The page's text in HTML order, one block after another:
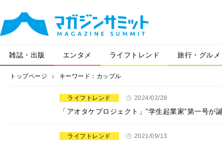
雑誌・出版 エンタメ ライフトレンド 旅行・グルメ
トップページ キーワード：カップル
ライフトレンド 2024/02/28
「アオタケプロジェクト」”学生起業家”第一号
ライフトレンド 2021/09/13